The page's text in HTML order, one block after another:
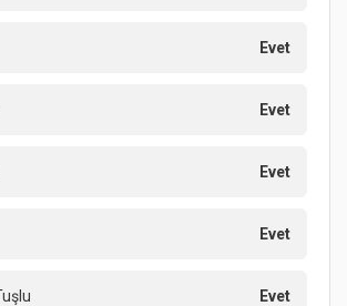
Evet
Evet
Evet
Evet
Evet